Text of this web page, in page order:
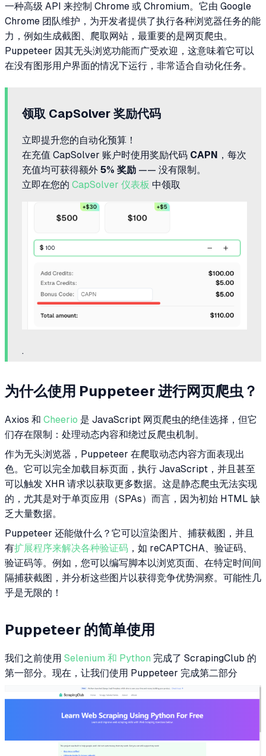
一种高级 API 来控制 Chrome 或 Chromium。它由 Google
Chrome 团队维护，为开发者提供了执行各种浏览器任务的能
力，例如生成截图、爬取网站，最重要的是网页爬虫。
Puppeteer 因其无头浏览功能而广受欢迎，这意味着它可以
在没有图形用户界面的情况下运行，非常适合自动化任务。
领取 CapSolver 奖励代码
立即提升您的自动化预算！
在充值 CapSolver 账户时使用奖励代码 CAPN ，每次
充值均可获得额外 5% 奖励 —— 没有限制。
立即在您的 CapSolver 仪表板 中领取
.
为什么使用 Puppeteer 进行网页爬虫？
Axios 和 Cheerio 是 JavaScript 网页爬虫的绝佳选择，但它
们存在限制：处理动态内容和绕过反爬虫机制。
作为无头浏览器，Puppeteer 在爬取动态内容方面表现出
色。它可以完全加载目标页面，执行 JavaScript，并且甚至
可以触发 XHR 请求以获取更多数据。这是静态爬虫无法实现
的，尤其是对于单页应用（SPAs）而言，因为初始 HTML 缺
乏大量数据。
Puppeteer 还能做什么？它可以渲染图片、捕获截图，并且
有扩展程序来解决各种验证码 ，如 reCAPTCHA、验证码、
验证码等。例如，您可以编写脚本以浏览页面、在特定时间间
隔捕获截图，并分析这些图片以获得竞争优势洞察。可能性几
乎是无限的！
Puppeteer 的简单使用
我们之前使用 Selenium 和 Python 完成了 ScrapingClub 的
第一部分。现在，让我们使用 Puppeteer 完成第二部分